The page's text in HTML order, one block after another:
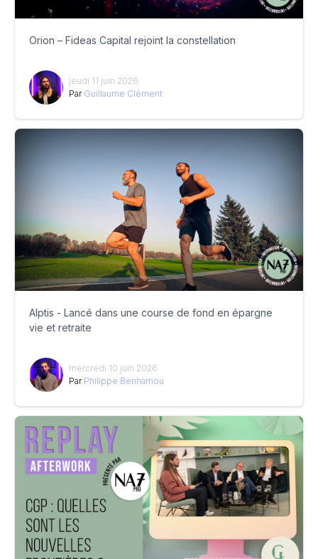
Orion – Fideas Capital rejoint la constellation
jeudi 11 juin 2026
Par Guillaume Clément
Alptis - Lancé dans une course de fond en épargne
vie et retraite
mercredi 10 juin 2026
Par Philippe Benhamou